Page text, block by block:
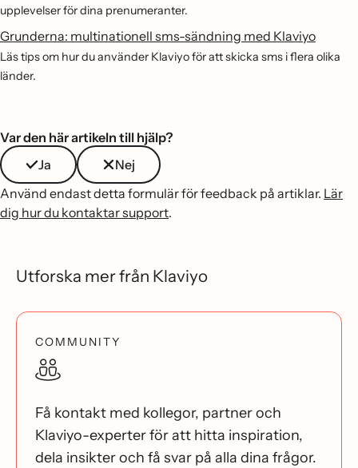
upplevelser för dina prenumeranter.
Grunderna: multinationell sms-sändning med Klaviyo
Läs tips om hur du använder Klaviyo för att skicka sms i flera olika
länder.
Var den här artikeln till hjälp?
Ja
Nej
Använd endast detta formulär för feedback på artiklar. Lär
dig hur du kontaktar support.
Utforska mer från Klaviyo
COMMUNITY
Få kontakt med kollegor, partner och
Klaviyo-experter för att hitta inspiration,
dela insikter och få svar på alla dina frågor.